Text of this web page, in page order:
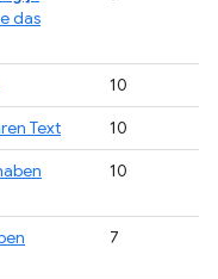
das
10
Text
10
10
7